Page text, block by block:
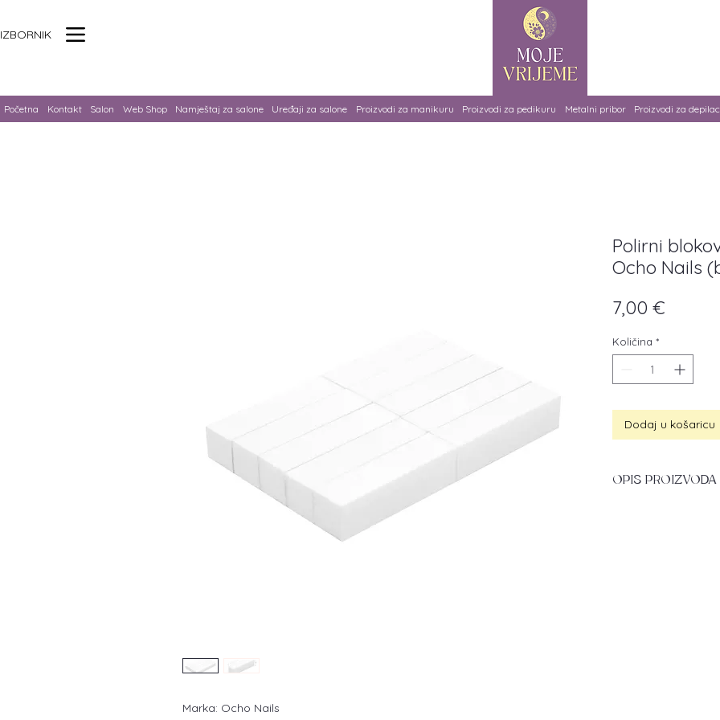
IZBORNIK
Početna Kontakt Salon Web Shop Namještaj za salone Uređaji za salone Proizvodi za manikuru Proizvodi za pedikuru Metalni pribor Proizvodi za
Marka: Ocho Nails
Polirni
Ocho Nails
7,00 €
Količina *
Dodaj u košaricu
OPIS PROIZVODA